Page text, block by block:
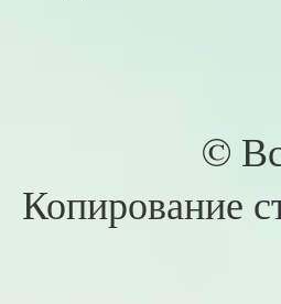
©
Копирование